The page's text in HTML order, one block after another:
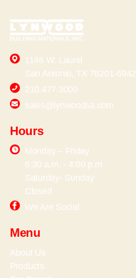
1146 W. Laurel
San Antonio, TX 78201-6942
210.477.3000
sales@lynwoodsa.com
Hours
Monday – Friday
6:30 a.m. - 4:00 p.m
Saturday- Sunday
Closed
We Are Social
Menu
About Us
Products